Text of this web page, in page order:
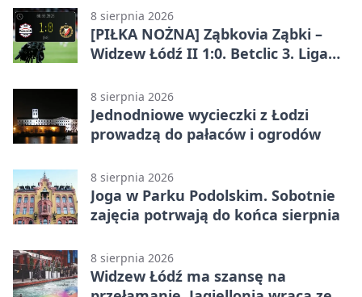
8 sierpnia 2026
[PIŁKA NOŻNA] Ząbkovia Ząbki –
Widzew Łódź II 1:0. Betclic 3. Liga
rozstrzygnięciem po przerwie
8 sierpnia 2026
Jednodniowe wycieczki z Łodzi
prowadzą do pałaców i ogrodów
8 sierpnia 2026
Joga w Parku Podolskim. Sobotnie
zajęcia potrwają do końca sierpnia
8 sierpnia 2026
Widzew Łódź ma szansę na